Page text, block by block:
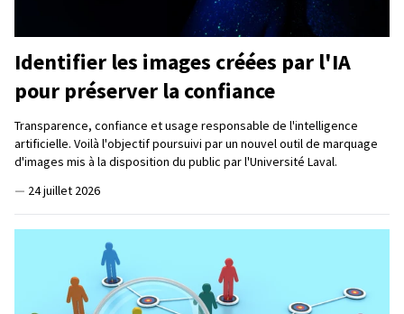
Identifier les images créées par l'IA
pour préserver la confiance
Transparence, confiance et usage responsable de l'intelligence
artificielle. Voilà l'objectif poursuivi par un nouvel outil de marquage
d'images mis à la disposition du public par l'Université Laval.
— 24 juillet 2026